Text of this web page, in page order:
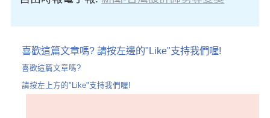
喜歡這篇文章嗎? 請按左邊的"Like"支持我們喔!
喜歡這篇文章嗎?
請按左上方的"Like"支持我們喔!